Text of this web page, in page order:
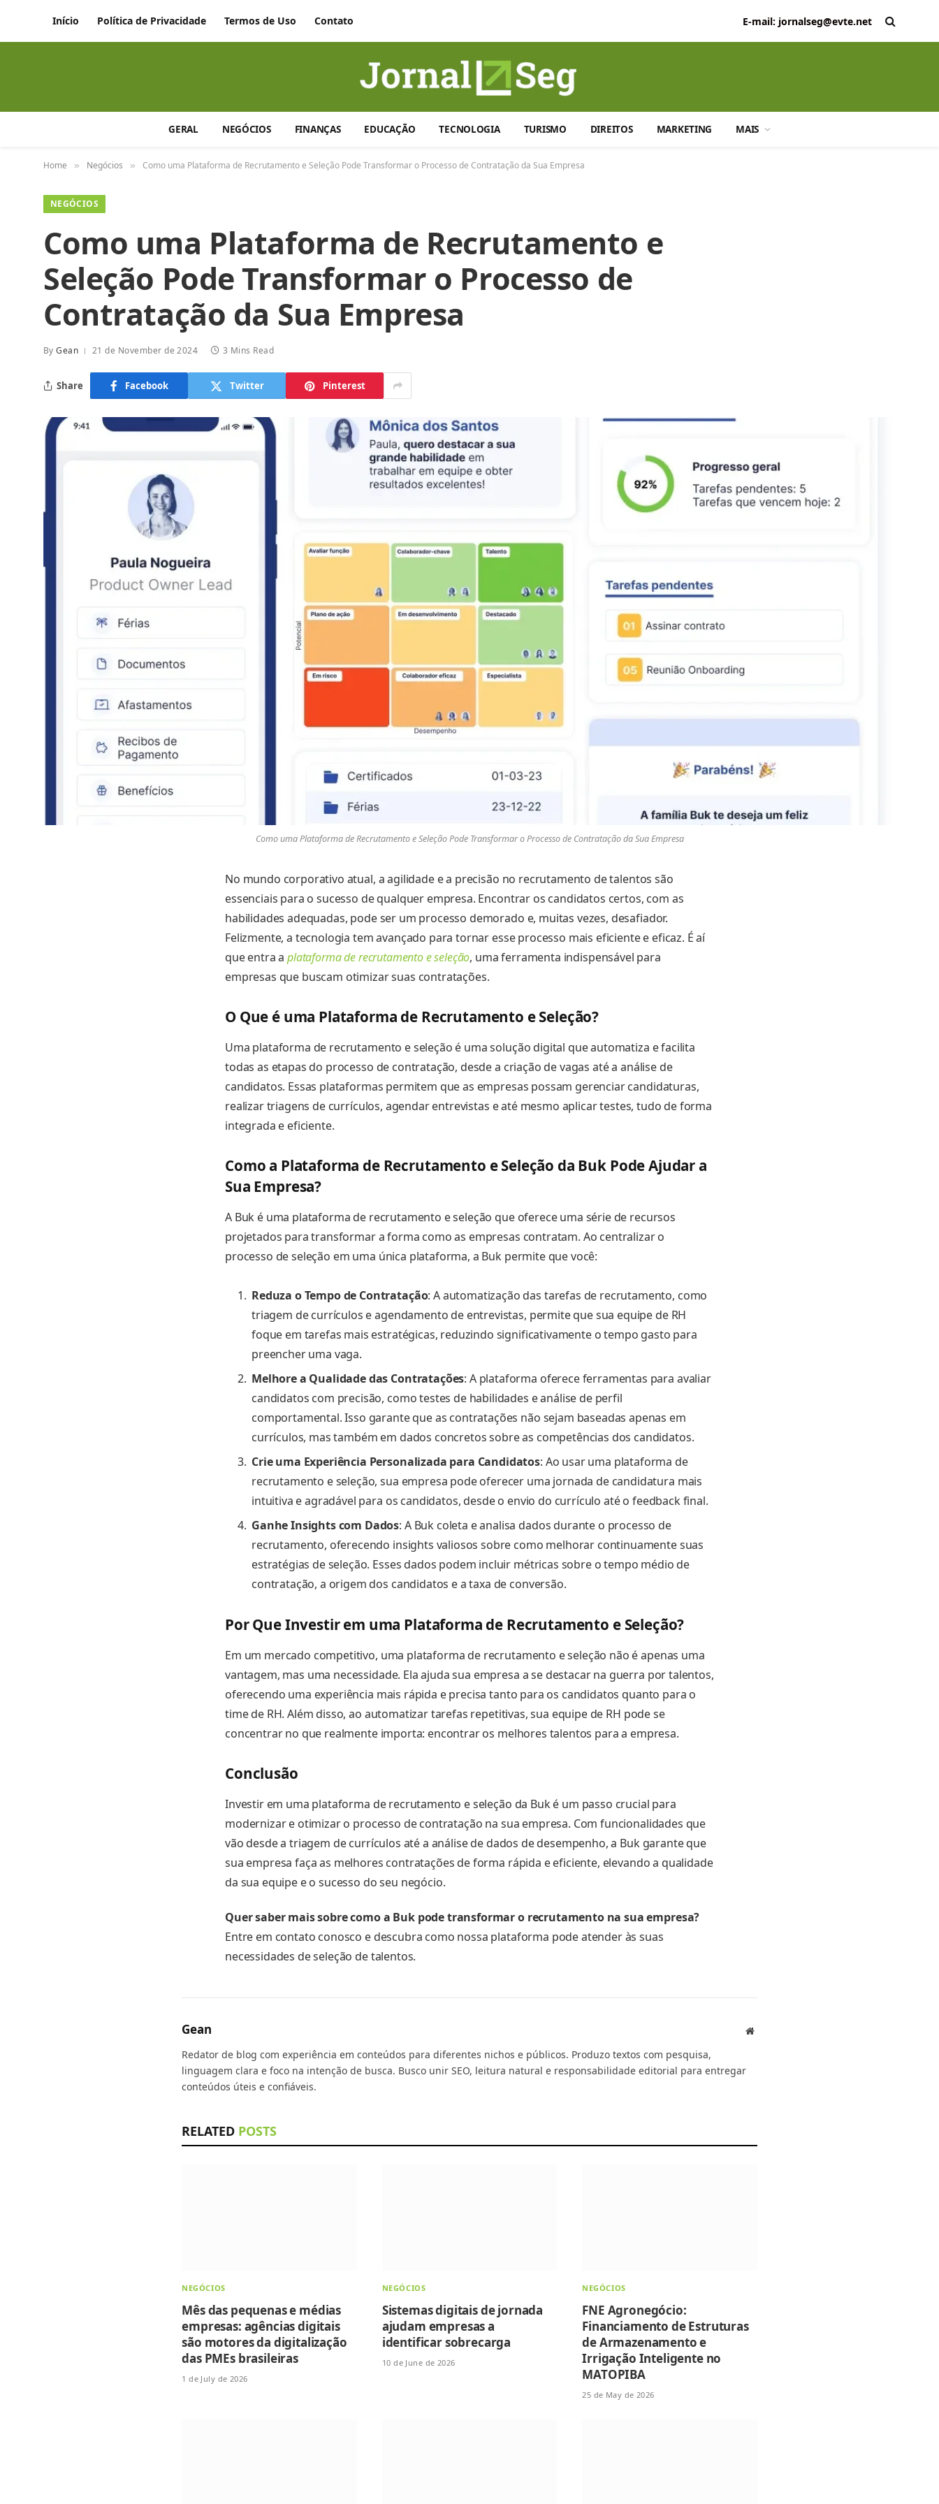
Início Política de Privacidade Termos de Uso Contato E-mail: jornalseg@evte.net
GERAL NEGÓCIOS FINANÇAS EDUCAÇÃO TECNOLOGIA TURISMO DIREITOS MARKETING MAIS
Home » Negócios » Como uma Plataforma de Recrutamento e Seleção Pode Transformar o Processo de Contratação da Sua Empresa
NEGÓCIOS
Como uma Plataforma de Recrutamento e
Seleção Pode Transformar o Processo de
Contratação da Sua Empresa
By Gean 21 de November de 2024 3 Mins Read
Share Facebook Twitter Pinterest
Como uma Plataforma de Recrutamento e Seleção Pode Transformar o Processo de Contratação da Sua Empresa
No mundo corporativo atual, a agilidade e a precisão no recrutamento de talentos são
essenciais para o sucesso de qualquer empresa. Encontrar os candidatos certos, com as
habilidades adequadas, pode ser um processo demorado e, muitas vezes, desafiador.
Felizmente, a tecnologia tem avançado para tornar esse processo mais eficiente e eficaz. É aí
que entra aplataforma de recrutamento e seleção, uma ferramenta indispensável para
empresas que buscam otimizar suas contratações.
O Que é uma Plataforma de Recrutamento e Seleção?
Uma plataforma de recrutamento e seleção é uma solução digital que automatiza e facilita
todas as etapas do processo de contratação, desde a criação de vagas até a análise de
candidatos. Essas plataformas permitem que as empresas possam gerenciar candidaturas,
realizar triagens de currículos, agendar entrevistas e até mesmo aplicar testes, tudo de forma
integrada e eficiente.
Como a Plataforma de Recrutamento e Seleção da Buk Pode Ajudar a
Sua Empresa?
A Buk é uma plataforma de recrutamento e seleção que oferece uma série de recursos
projetados para transformar a forma como as empresas contratam. Ao centralizar o
processo de seleção em uma única plataforma, a Buk permite que você:
Reduza o Tempo de Contratação: A automatização das tarefas de recrutamento, como
triagem de currículos e agendamento de entrevistas, permite que sua equipe de RH
foque em tarefas mais estratégicas, reduzindo significativamente o tempo gasto para
preencher uma vaga.
Melhore a Qualidade das Contratações: A plataforma oferece ferramentas para avaliar
candidatos com precisão, como testes de habilidades e análise de perfil
comportamental. Isso garante que as contratações não sejam baseadas apenas em
currículos, mas também em dados concretos sobre as competências dos candidatos.
Crie uma Experiência Personalizada para Candidatos: Ao usar uma plataforma de
recrutamento e seleção, sua empresa pode oferecer uma jornada de candidatura mais
intuitiva e agradável para os candidatos, desde o envio do currículo até o feedback final.
Ganhe Insights com Dados: A Buk coleta e analisa dados durante o processo de
recrutamento, oferecendo insights valiosos sobre como melhorar continuamente suas
estratégias de seleção. Esses dados podem incluir métricas sobre o tempo médio de
contratação, a origem dos candidatos e a taxa de conversão.
Por Que Investir em uma Plataforma de Recrutamento e Seleção?
Em um mercado competitivo, uma plataforma de recrutamento e seleção não é apenas uma
vantagem, mas uma necessidade. Ela ajuda sua empresa a se destacar na guerra por talentos,
oferecendo uma experiência mais rápida e precisa tanto para os candidatos quanto para o
time de RH. Além disso, ao automatizar tarefas repetitivas, sua equipe de RH pode se
concentrar no que realmente importa: encontrar os melhores talentos para a empresa.
Conclusão
Investir em uma plataforma de recrutamento e seleção da Buk é um passo crucial para
modernizar e otimizar o processo de contratação na sua empresa. Com funcionalidades que
vão desde a triagem de currículos até a análise de dados de desempenho, a Buk garante que
sua empresa faça as melhores contratações de forma rápida e eficiente, elevando a qualidade
da sua equipe e o sucesso do seu negócio.
Quer saber mais sobre como a Buk pode transformar o recrutamento na sua empresa?
Entre em contato conosco e descubra como nossa plataforma pode atender às suas
necessidades de seleção de talentos.
Gean Website
Redator de blog com experiência em conteúdos para diferentes nichos e públicos. Produzo textos com pesquisa,
linguagem clara e foco na intenção de busca. Busco unir SEO, leitura natural e responsabilidade editorial para entregar
conteúdos úteis e confiáveis.
RELATED POSTS
NEGÓCIOS
Mês das pequenas e médias
empresas: agências digitais
são motores da digitalização
das PMEs brasileiras
1 de July de 2026
NEGÓCIOS
Sistemas digitais de jornada
ajudam empresas a
identificar sobrecarga
10 de June de 2026
NEGÓCIOS
FNE Agronegócio:
Financiamento de Estruturas
de Armazenamento e
Irrigação Inteligente no
MATOPIBA
25 de May de 2026